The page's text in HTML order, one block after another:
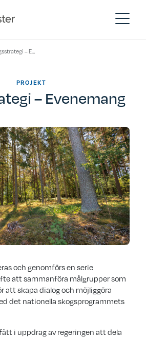
Skogsstrategi – Evenemang
PROJEKT
– Evenemang
och genomförs en serie
att sammanföra målgrupper som
att skapa dialog och möjliggöra
det nationella skogsprogrammets
i uppdrag av regeringen att dela